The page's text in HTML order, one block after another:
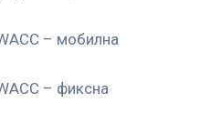
– мобилна
– фиксна